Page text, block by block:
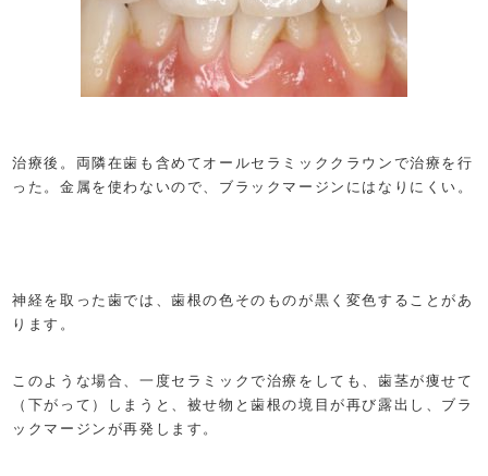
治療後。両隣在歯も含めてオールセラミッククラウンで治療を行
った。金属を使わないので、ブラックマージンにはなりにくい。
神経を取った歯では、歯根の色そのものが黒く変色することがあ
ります。
このような場合、一度セラミックで治療をしても、歯茎が痩せて
（下がって）しまうと、被せ物と歯根の境目が再び露出し、ブラ
ックマージンが再発します。